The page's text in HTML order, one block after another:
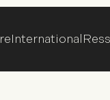
International